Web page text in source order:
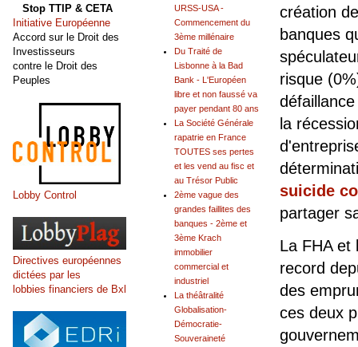
création
banques
risque
la
suicide
partager
La FHA et
record
des
ces deux
URSS-USA -
Commencement du
3ème millénaire
Du Traité de
Lisbonne à la Bad
Bank - L'Européen
libre et non faussé va
payer pendant 80 ans
La Société Générale
rapatrie en France
TOUTES ses pertes
et les vend au fisc et
au Trésor Public
2ème vague des
grandes faillites des
banques - 2ème et
3ème Krach
immobilier
commercial et
industriel
La théâtralité
Globalisation-
Démocratie-
Souveraineté
Stop TTIP & CETA
Initiative Européenne
Accord sur le Droit des
Investisseurs
contre le Droit des
Peuples
Lobby Control
Directives européennes
dictées par les
lobbies financiers de Bxl